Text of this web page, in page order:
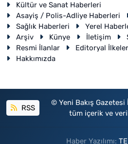
Kültür ve Sanat Haberleri
Asayiş / Polis-Adliye Haberleri
Sağlık Haberleri
Yerel
Arşiv
Künye İletişim
Resmi İlanlar
Editoryal İlkeler
Hakkımızda
RSS
© Yeni Bakış
tüm içerik ve
Haber Yazılımı: